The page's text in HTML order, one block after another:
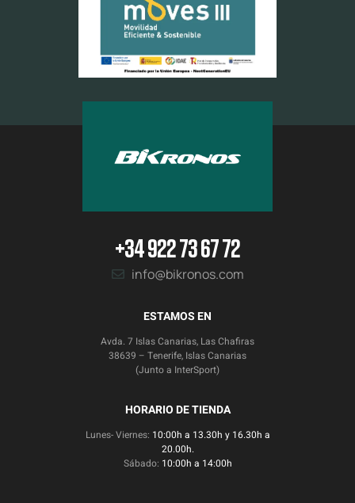
+34 922 73 67 72
info@bikronos.com
ESTAMOS EN
Avda. 7 Islas Canarias, Las Chafiras
38639 – Tenerife, Islas Canarias
(Junto a InterSport)
HORARIO DE TIENDA
Lunes- Viernes: 10:00h a 13.30h y 16.30h a
20.00h.
Sábado: 10:00h a 14:00h